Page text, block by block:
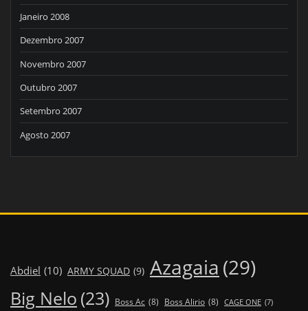
Janeiro 2008
Dezembro 2007
Novembro 2007
Outubro 2007
Setembro 2007
Agosto 2007
Abdiel (10) ARMY SQUAD (9) Azagaia (29)
Big Nelo (23) Boss Ac (8) Boss Alirio (8) CAGE ONE (7)